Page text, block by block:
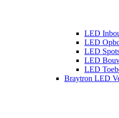
LED
LED
LED
LED
LED
Braytron LED